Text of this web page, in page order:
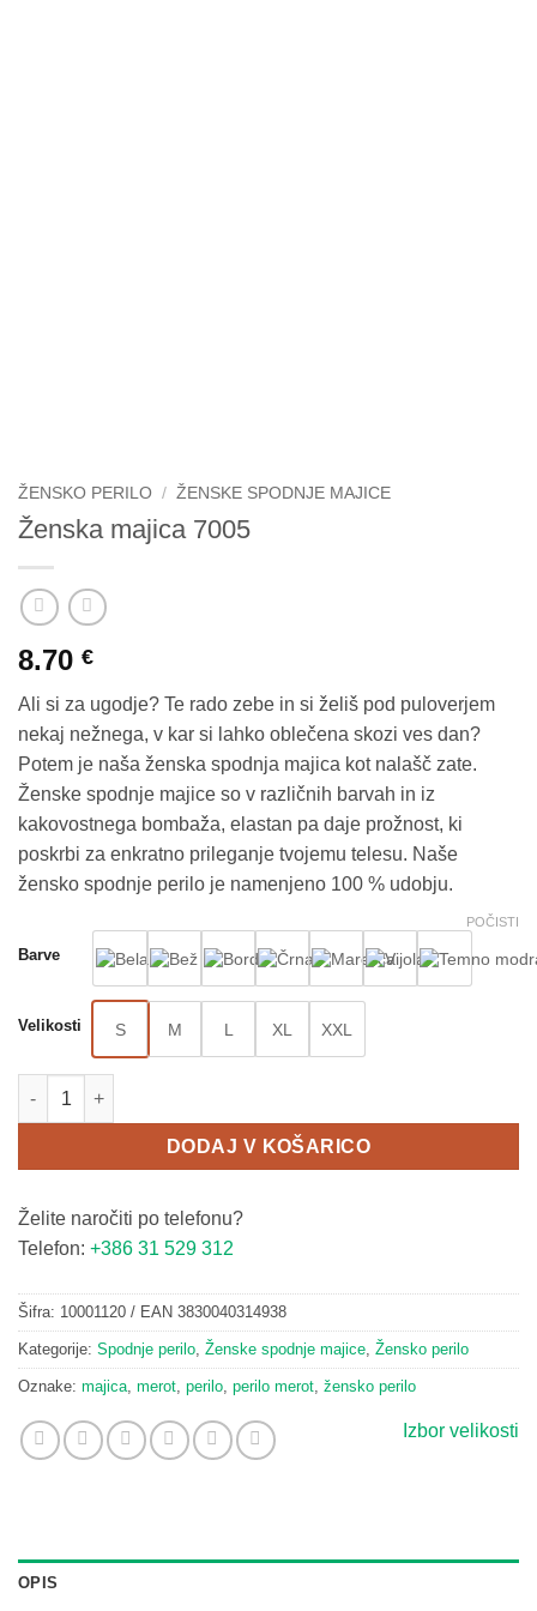
ŽENSKO PERILO / ŽENSKE SPODNJE MAJICE
Ženska majica 7005
8.70 €
Ali si za ugodje? Te rado zebe in si želiš pod puloverjem
nekaj nežnega, v kar si lahko oblečena skozi ves dan?
Potem je naša ženska spodnja majica kot nalašč zate.
Ženske spodnje majice so v različnih barvah in iz
kakovostnega bombaža, elastan pa daje prožnost, ki
poskrbi za enkratno prileganje tvojemu telesu. Naše
žensko spodnje perilo je namenjeno 100 % udobju.
Barve
Velikosti S M L XL XXL
POČISTI
Ženska majica 7005 količina
DODAJ V KOŠARICO
Želite naročiti po telefonu?
Telefon: +386 31 529 312
Šifra: 10001120 / EAN 3830040314938
Kategorije: Spodnje perilo, Ženske spodnje majice, Žensko perilo
Oznake: majica, merot, perilo, perilo merot, žensko perilo
Izbor velikosti
OPIS